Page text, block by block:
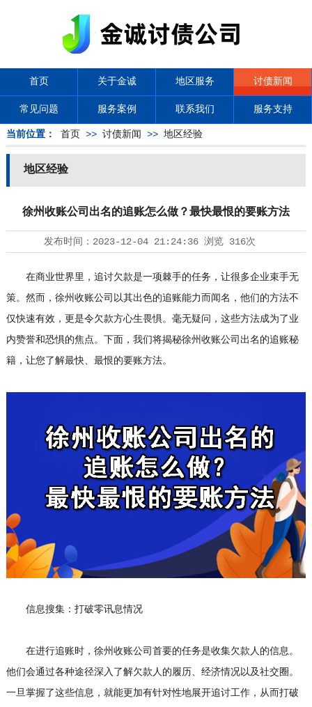
首页 关于金诚 地区服务 讨债新闻
常见问题 服务案例 联系我们 服务支持
当前位置： 首页 >> 讨债新闻 >> 地区经验
地区经验
徐州收账公司出名的追账怎么做？最快最恨的要账方法
发布时间： 2023-12-04 21:24:36浏览 316次
在商业世界里，追讨欠款是一项棘手的任务，让很多企业束手无
策。然而，徐州收账公司以其出色的追账能力而闻名，他们的方法不
仅快速有效，更是令欠款方心生畏惧。毫无疑问，这些方法成为了业
内赞誉和恐惧的焦点。下面，我们将揭秘徐州收账公司出名的追账秘
籍，让您了解最快、最恨的要账方法。
信息搜集：打破零讯息情况
在进行追账时，徐州收账公司首要的任务是收集欠款人的信息。
他们会通过各种途径深入了解欠款人的履历、经济情况以及社交圈。
一旦掌握了这些信息，就能更加有针对性地展开追讨工作，从而打破